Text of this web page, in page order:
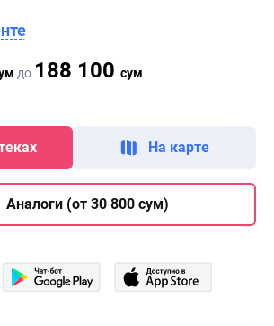
до 188 100 сум
На карте
Аналоги (от 30 800 сум)